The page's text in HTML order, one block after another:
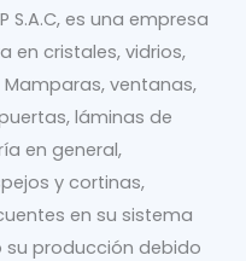
S.A.C, es una empresa
en cristales, vidrios,
ventanas,
láminas de
en general,
y cortinas,
en su sistema
su producción debido